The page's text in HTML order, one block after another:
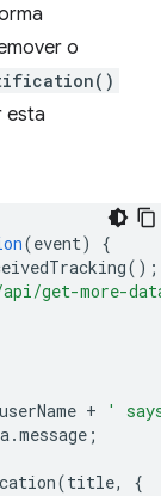
o
esta
(event)
{
();
get-more-
userName +
'
.message ;
(title,
{